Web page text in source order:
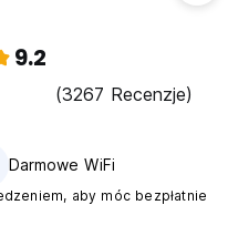
9.2
(3267 Recenzje)
Darmowe WiFi
aby móc bezpłatnie